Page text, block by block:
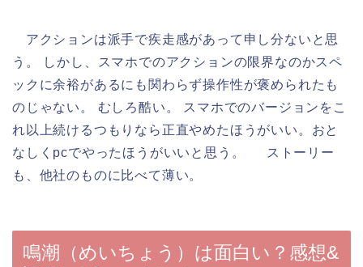
アクションは派手で疾走感があって申し分ないと思
う。 しかし、スマホでのアクションの限界なのかスペ
ックに余裕があるにも関わらず操作性が褒められたも
のじゃない。 むしろ酷い。 スマホでのバージョンをこ
れ以上続けるつもりなら正直やめたほうがいい。おと
なしくpcでやったほうがいいと思う。 ストーリー
も、他社のものに比べて薄い。
鳴潮（めいちょう）は面白い？感想&